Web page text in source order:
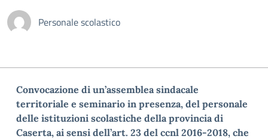
Personale scolastico
Convocazione di un’assemblea sindacale
territoriale e seminario in presenza, del personale
delle istituzioni scolastiche della provincia di
Caserta, ai sensi dell’art. 23 del ccnl 2016-2018, che